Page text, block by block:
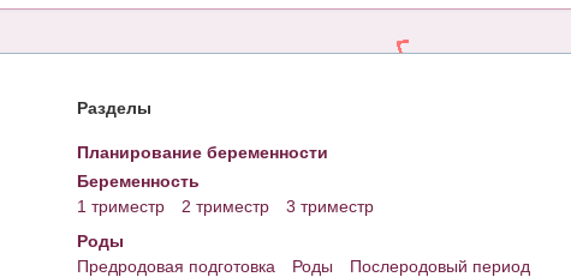
Разделы
Планирование беременности
Беременность
1 триместр
2 триместр
3 триместр
Роды
Предродовая подготовка
Роды
Послеродовый период